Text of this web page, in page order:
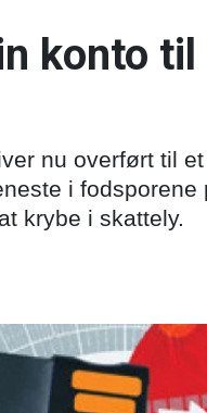
konto til
nu overført til
i fodsporene
krybe i skattely.